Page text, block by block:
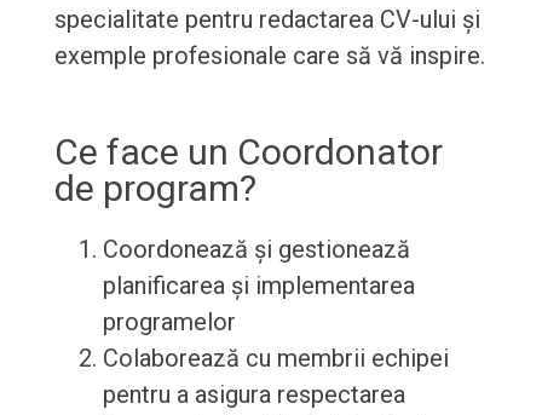
specialitate pentru redactarea CV-ului și
exemple profesionale care să vă inspire.
Ce face un Coordonator
de program?
Coordonează și gestionează
planificarea și implementarea
programelor
Colaborează cu membrii echipei
pentru a asigura respectarea